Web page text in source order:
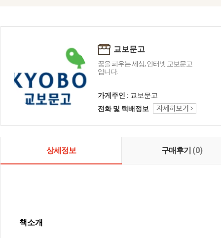
교보문고
꿈을 피우는 세상, 인터넷 교보문고
입니다.
가게주인 : 교보문고
전화 및 택배정보
상세정보 구매후기 (0)
책소개